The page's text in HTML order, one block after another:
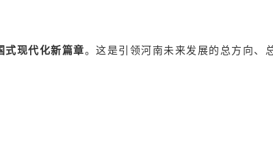
式现代化新篇章。这是引领河南未来发展的总方向、